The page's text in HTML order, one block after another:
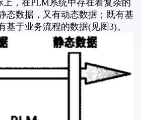
，在PLM系统中存在着复杂的
态数据，又有动态数据；既有基
基于业务流程的数据(见图3)。